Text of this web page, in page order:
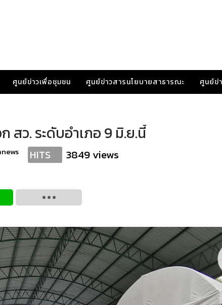
ศูนย์ข่าวเพื่อชุมชน ศูนย์ข่าวสารนโยบายสาธารณะ ศูนย์ข่
สว. ระดับอำเภอ 9 มิ.ย.นี้
HITS 3849 views